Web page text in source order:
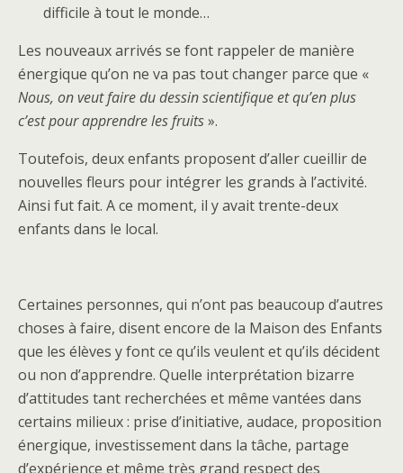
difficile à tout le monde…
Les nouveaux arrivés se font rappeler de manière
énergique qu’on ne va pas tout changer parce que «
Nous, on veut faire du dessin scientifique et qu’en plus
c’est pour apprendre les fruits».
Toutefois, deux enfants proposent d’aller cueillir de
nouvelles fleurs pour intégrer les grands à l’activité.
Ainsi fut fait. A ce moment, il y avait trente-deux
enfants dans le local.
Certaines personnes, qui n’ont pas beaucoup d’autres
choses à faire, disent encore de la Maison des Enfants
que les élèves y font ce qu’ils veulent et qu’ils décident
ou non d’apprendre. Quelle interprétation bizarre
d’attitudes tant recherchées et même vantées dans
certains milieux : prise d’initiative, audace, proposition
énergique, investissement dans la tâche, partage
d’expérience et même très grand respect des